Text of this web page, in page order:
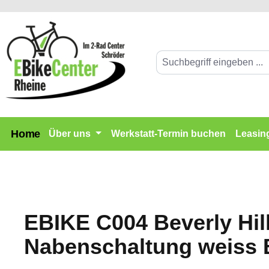
Zur Hauptnavigation springen
Home Über uns Werkstatt-Termin buchen
EBIKE C004 Beverly
Nabenschaltung weiss